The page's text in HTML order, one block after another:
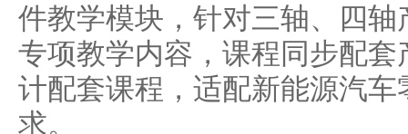
件教学模块，针对三轴、四
专项教学内容，课程同步配
计配套课程，适配新能源汽
求。